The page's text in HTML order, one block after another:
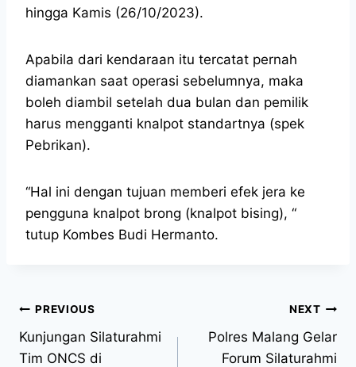
hingga Kamis (26/10/2023).
Apabila dari kendaraan itu tercatat pernah
diamankan saat operasi sebelumnya, maka
boleh diambil setelah dua bulan dan pemilik
harus mengganti knalpot standartnya (spek
Pebrikan).
“Hal ini dengan tujuan memberi efek jera ke
pengguna knalpot brong (knalpot bising), “
tutup Kombes Budi Hermanto.
PREVIOUS
Kunjungan Silaturahmi
Tim ONCS di
NEXT
Polres Malang Gelar
Forum Silaturahmi